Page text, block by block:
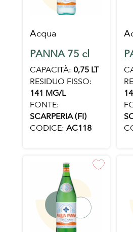
Acqua
PANNA 75 cl
CAPACITÀ: 0,75 LT
RESIDUO FISSO:
141 MG/L
FONTE:
SCARPERIA (FI)
CODICE: AC118